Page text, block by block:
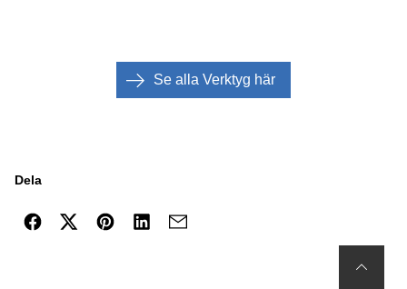
Se alla Verktyg här
Dela